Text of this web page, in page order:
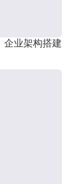
企业架构搭建